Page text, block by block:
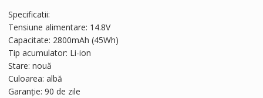
fost:
261 lei.
Specificatii:
Tensiune alimentare: 14.8V
Capacitate: 2800mAh (45Wh)
Tip acumulator: Li-ion
Stare: nouă
Culoarea: albă
Garanție: 90 de zile